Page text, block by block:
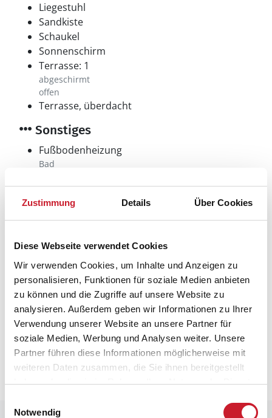
Zustimmung Details Über Cookies
Diese Webseite verwendet Cookies
Wir verwenden Cookies, um Inhalte und Anzeigen zu
personalisieren, Funktionen für soziale Medien anbieten
zu können und die Zugriffe auf unsere Website zu
analysieren. Außerdem geben wir Informationen zu Ihrer
Verwendung unserer Website an unsere Partner für
soziale Medien, Werbung und Analysen weiter. Unsere
Partner führen diese Informationen möglicherweise mit
weiteren Daten zusammen, die Sie ihnen bereitgestellt
haben oder die sie im Rahmen Ihrer Nutzung der Dienste
Notwendig
Liegestuhl
Sandkiste
Schaukel
Sonnenschirm
Terrasse: 1
abgeschirmt
offen
Terrasse, überdacht
Sonstiges
Fußbodenheizung
Bad
Hauswechseltag
Freitag
Ladestation für Elektroautos
Luft-Wasser
Wärmepumpe
Neben- und Verbrauchskosten
Die aktuellen Verbrauchskosten finden Sie im
nächsten Schritt im Buchungsformular.